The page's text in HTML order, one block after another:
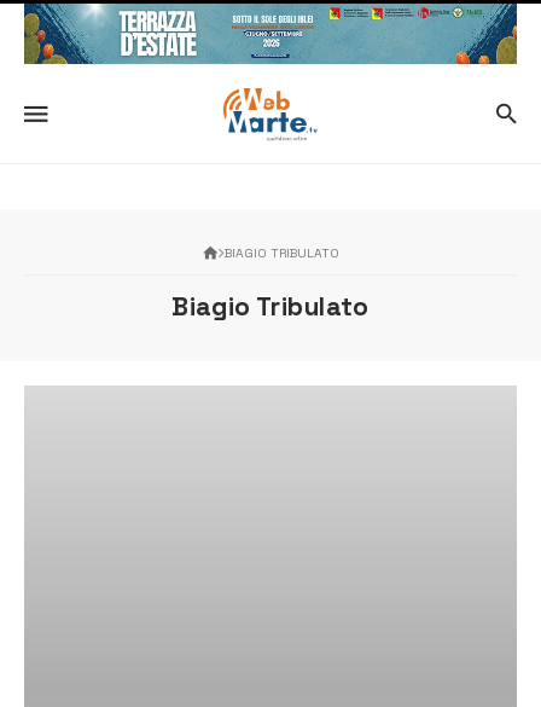
BIAGIO TRIBULATO
Biagio Tribulato